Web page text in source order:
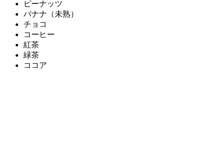
ピーナッツ
バナナ（未熟）
チョコ
コーヒー
紅茶
緑茶
ココア